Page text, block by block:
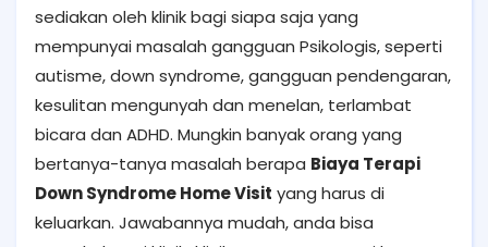
sediakan oleh klinik bagi siapa saja yang
mempunyai masalah gangguan Psikologis, seperti
autisme, down syndrome, gangguan pendengaran,
kesulitan mengunyah dan menelan, terlambat
bicara dan ADHD. Mungkin banyak orang yang
bertanya-tanya masalah berapa Biaya Terapi
Down Syndrome Home Visit yang harus di
keluarkan. Jawabannya mudah, anda bisa